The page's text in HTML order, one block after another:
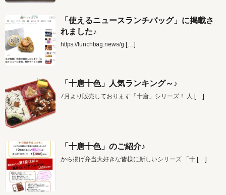
「使えるニュースランチバッグ」に掲載さ
れました♪
https://lunchbag.news/g […]
「十唐十色」人気ランキング～♪
7月より販売しております「十唐」シリーズ！ 人 […]
「十唐十色」のご紹介♪
から揚げ弁当大好きな皆様に新しいシリーズ 「十 […]